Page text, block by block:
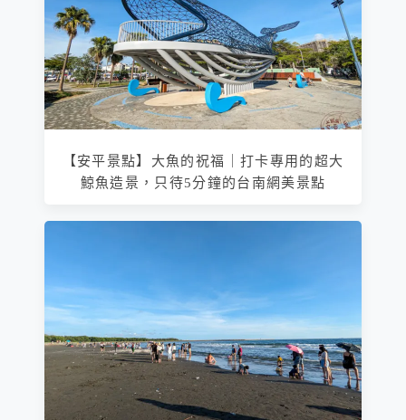
【安平景點】大魚的祝福｜打卡專用的超大
鯨魚造景，只待5分鐘的台南網美景點